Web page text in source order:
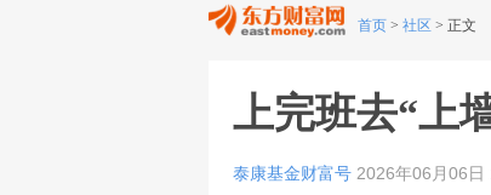
首页 > 社区 > 正文
上完班去“上
泰康基金财富号 2026年06月06日